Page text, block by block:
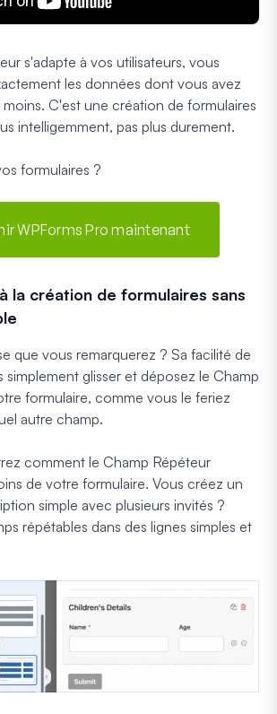
s'adapte à vos utilisateurs, vous
les données dont vous avez
C'est une création de formulaires
intelligemment, pas plus durement.
formulaires ?
WPForms Pro maintenant
la création de formulaires sans
que vous remarquerez ? Sa facilité de
simplement glisser et déposez le Champ
formulaire, comme vous le feriez
autre champ.
comment le Champ Répéteur
de votre formulaire. Vous créez un
simple avec plusieurs invités ?
répétables dans des lignes simples et